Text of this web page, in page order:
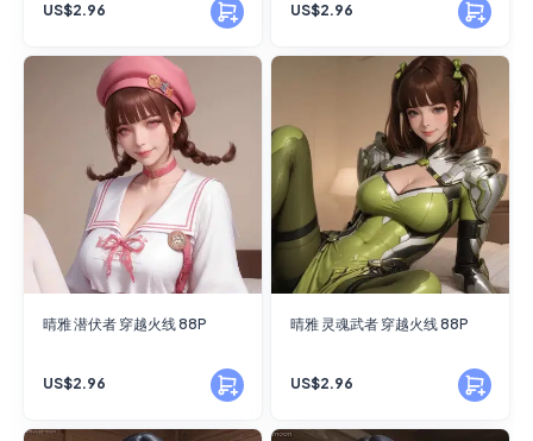
US$2.96 US$2.96
晴雅 潜伏者 穿越火线 88P
US$2.96
晴雅 灵魂武者 穿越火线 88P
US$2.96